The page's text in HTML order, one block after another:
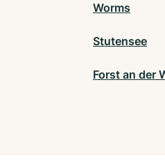
Worms
Stutensee
Forst an der